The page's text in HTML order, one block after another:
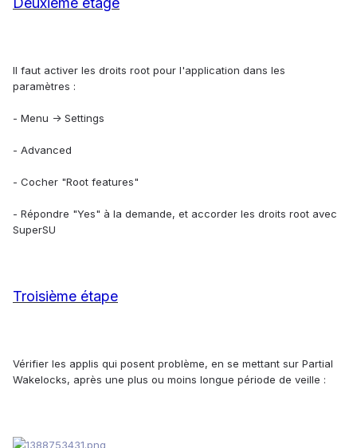
Il faut activer les droits root pour l'application dans les
paramètres :
- Menu -> Settings
- Advanced
- Cocher "Root features"
- Répondre "Yes" à la demande, et accorder les droits root avec
SuperSU
Troisième étape
Vérifier les applis qui posent problème, en se mettant sur Partial
Wakelocks, après une plus ou moins longue période de veille :